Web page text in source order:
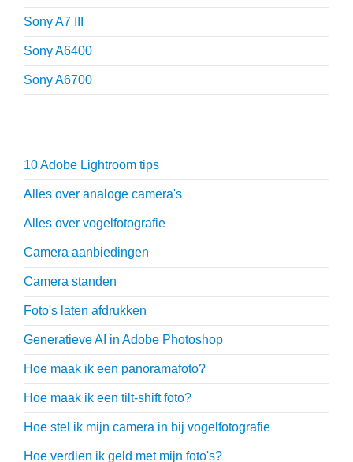
Sony A7 III
Sony A6400
Sony A6700
10 Adobe Lightroom tips
Alles over analoge camera's
Alles over vogelfotografie
Camera aanbiedingen
Camera standen
Foto's laten afdrukken
Generatieve AI in Adobe Photoshop
Hoe maak ik een panoramafoto?
Hoe maak ik een tilt-shift foto?
Hoe stel ik mijn camera in bij vogelfotografie
Hoe verdien ik geld met mijn foto's?